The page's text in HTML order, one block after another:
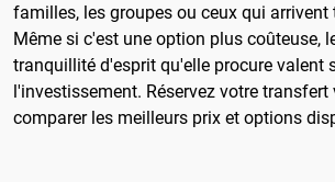
familles, les groupes ou ceux qui
Même si c'est une option plus coûteuse,
tranquillité d'esprit qu'elle procure valent
l'investissement. Réservez votre transfert
comparer les meilleurs prix et options